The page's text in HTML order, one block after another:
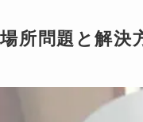
所問題と解決